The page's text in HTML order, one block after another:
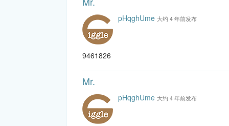
pHqghUme 大约 4 年前发布
9461826
Mr.
pHqghUme 大约 4 年前发布